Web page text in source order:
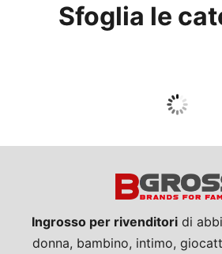
Sfoglia le
Guarda tutto
Ingrosso per rivenditoridi
donna, bambino, intimo,